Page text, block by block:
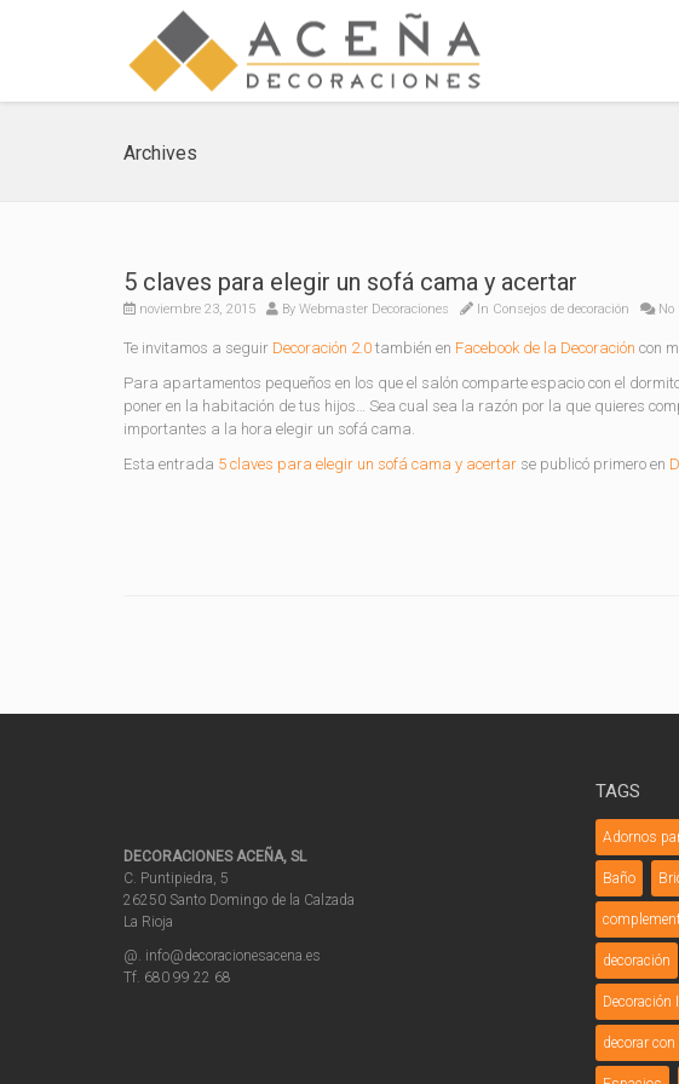
Archives
5 claves para elegir un sofá cama y acertar
noviembre 23, 2015 By Webmaster Decoraciones In Consejos de decoración No
Te invitamos a seguir Decoración 2.0 también en Facebook de la Decoración con
Para apartamentos pequeños en los que el salón comparte espacio con el
poner en la habitación de tus hijos… Sea cual sea la razón por la que quieres
importantes a la hora elegir un sofá cama.
Esta entrada 5 claves para elegir un sofá cama y acertar se publicó primero en
DECORACIONES ACEÑA, SL
C. Puntipiedra, 5
26250 Santo Domingo de la Calzada
La Rioja
@. info@decoracionesacena.es
Tf. 680 99 22 68
TAGS
Adornos
Baño
decoración
Decoración
decorar